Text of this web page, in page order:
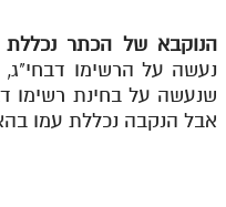
תלמוד עשר הספירות חלק ו
תלמוד עשר הספירות חלק ז
תלמוד עשר הספירות חלק ח
הנוקבא של הכתר נכללת
נעשה על הרשימו
שנעשה על בחינת רשימו
אבל הנקבה נכללת עמו